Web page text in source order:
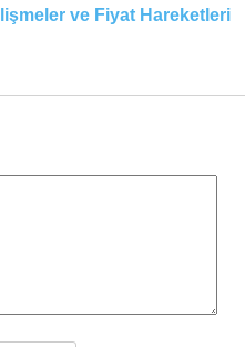
ve Fiyat Hareketleri